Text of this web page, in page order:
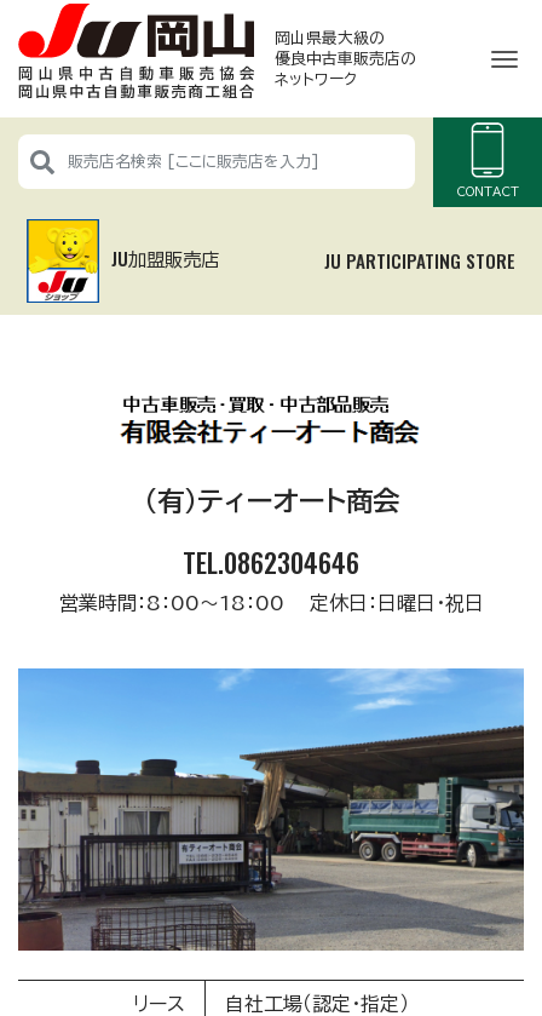
岡山県最大級の
優良中古車販売店の
ネットワーク
CONTACT
ナ
JU加盟販売店 JU PARTICIPATING STORE
(有)ティーオート商会
TEL.0862304646
営業時間：8：00～18：00 定休日：日曜日・祝日
リース 自社工場（認定・指定）